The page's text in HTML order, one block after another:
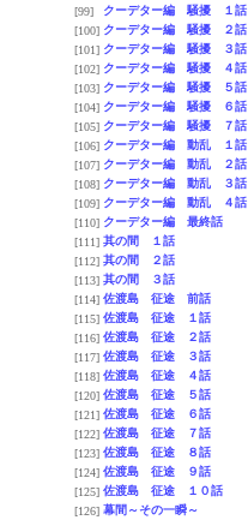
[99]
クーデター編 騒擾 １話
[100] クーデター編 騒擾 ２話
[101] クーデター編 騒擾 ３話
[102] クーデター編 騒擾 ４話
[103] クーデター編 騒擾 ５話
[104] クーデター編 騒擾 ６話
[105] クーデター編 騒擾 ７話
[106] クーデター編 動乱 １話
[107] クーデター編 動乱 ２話
[108] クーデター編 動乱 ３話
[109] クーデター編 動乱 ４話
[110] クーデター編 最終話
[111] 其の間 １話
[112] 其の間 ２話
[113] 其の間 ３話
[114] 佐渡島 征途 前話
[115] 佐渡島 征途 １話
[116] 佐渡島 征途 ２話
[117] 佐渡島 征途 ３話
[118] 佐渡島 征途 ４話
[120] 佐渡島 征途 ５話
[121] 佐渡島 征途 ６話
[122] 佐渡島 征途 ７話
[123] 佐渡島 征途 ８話
[124] 佐渡島 征途 ９話
[125] 佐渡島 征途 １０話
[126] 幕間～その一瞬～